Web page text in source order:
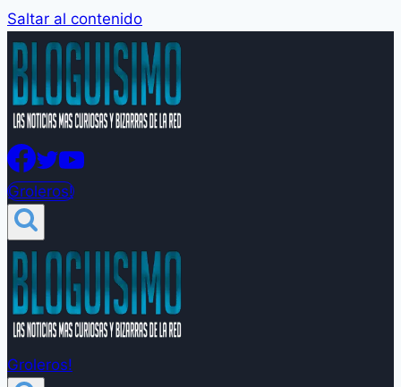
Saltar al contenido
Groleros!
Groleros!